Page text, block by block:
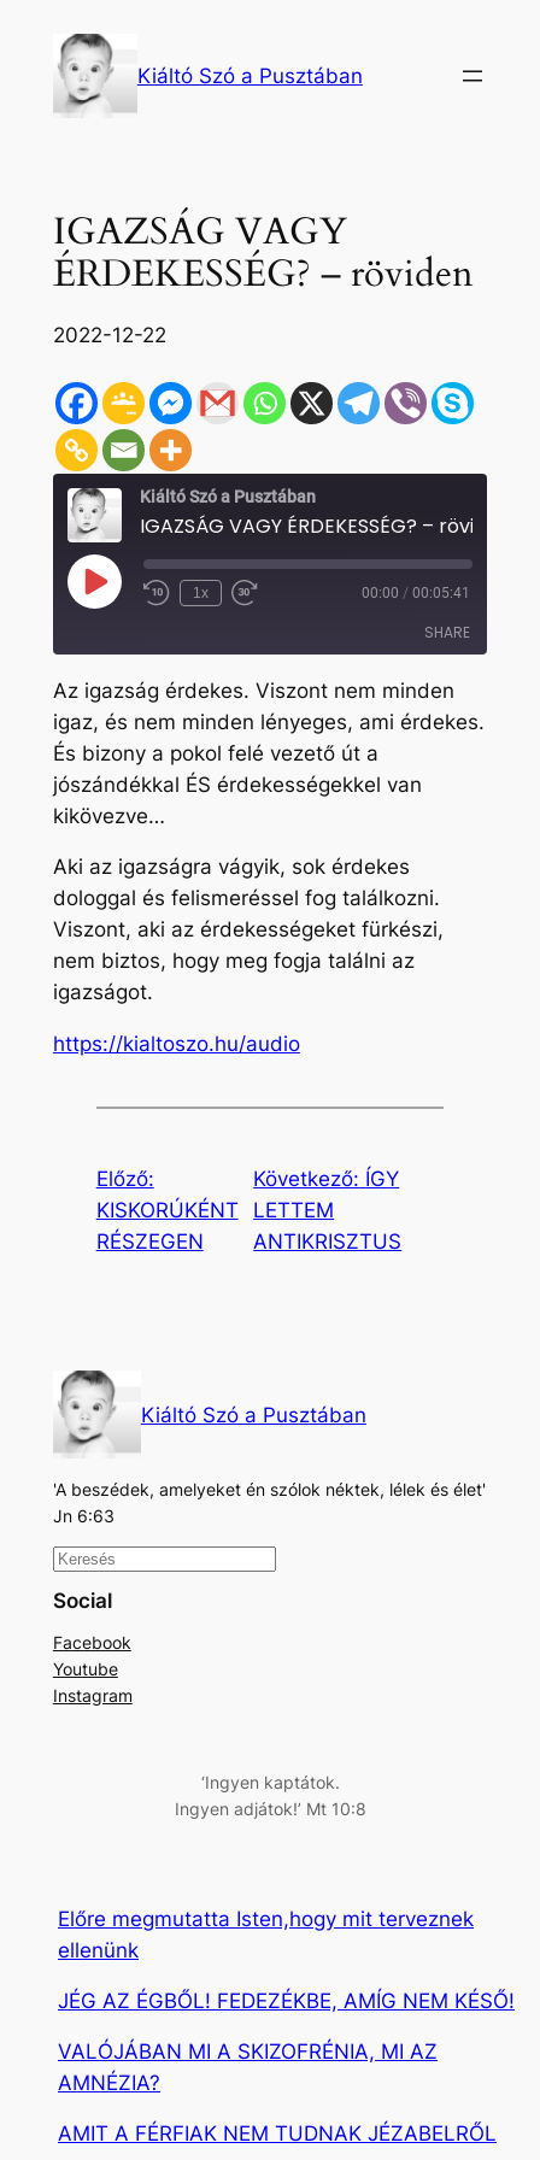
tartalomhoz
Kiáltó Szó a Pusztában
IGAZSÁG VAGY
ÉRDEKESSÉG? – röviden
2022-12-22
Kiáltó Szó a Pusztában
IGAZSÁG VAGY ÉRDEKESSÉG? – röviden
Play
Episode Rewind
1x
Fast
seconds
00:00 / 00:05:41
SHARE
SHARE
LINK
EMBED
Az igazság érdekes. Viszont nem minden
igaz, és nem minden lényeges, ami érdekes.
És bizony a pokol felé vezető út a
jószándékkal ÉS érdekességekkel van
kikövezve…
Aki az igazságra vágyik, sok érdekes
dologgal és felismeréssel fog találkozni.
Viszont, aki az érdekességeket fürkészi,
nem biztos, hogy meg fogja találni az
igazságot.
https://kialtoszo.hu/audio
Előző:
KISKORÚKÉNT
RÉSZEGEN
Következő: ÍGY
LETTEM
ANTIKRISZTUS
Kiáltó Szó a Pusztában
'A beszédek, amelyeket én szólok néktek, lélek és élet'
Jn 6:63
K
e
e
s
Social
Facebook
Youtube
Instagram
‘Ingyen kaptátok.
Ingyen adjátok!’ Mt 10:8
Előre megmutatta Isten,hogy mit terveznek
ellenünk
JÉG AZ ÉGBŐL! FEDEZÉKBE, AMÍG NEM KÉSŐ!
VALÓJÁBAN MI A SKIZOFRÉNIA, MI AZ
AMNÉZIA?
AMIT A FÉRFIAK NEM TUDNAK JÉZABELRŐL